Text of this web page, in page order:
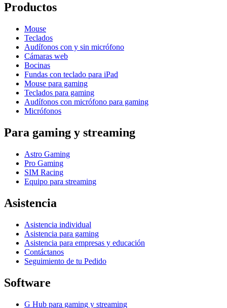
Productos
Mouse
Teclados
Audífonos con y sin micrófono
Cámaras web
Bocinas
Fundas con teclado para iPad
Mouse para gaming
Teclados para gaming
Audífonos con micrófono para gaming
Micrófonos
Para gaming y streaming
Astro Gaming
Pro Gaming
SIM Racing
Equipo para streaming
Asistencia
Asistencia individual
Asistencia para gaming
Asistencia para empresas y educación
Contáctanos
Seguimiento de tu Pedido
Software
G Hub para gaming y streaming